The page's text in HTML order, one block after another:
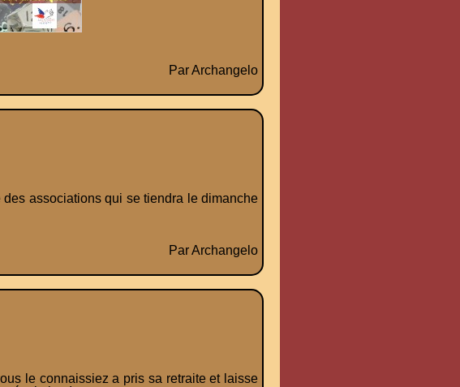
Par Archangelo
associations qui se tiendra le dimanche
Par Archangelo
le connaissiez a pris sa retraite et laisse